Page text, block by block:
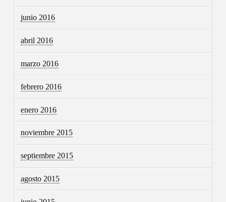
junio 2016
abril 2016
marzo 2016
febrero 2016
enero 2016
noviembre 2015
septiembre 2015
agosto 2015